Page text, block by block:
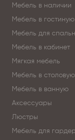
Мебель в наличии
Мебель в гостиную
Мебель для
Мебель в кабинет
Мягкая мебель
Мебель в столовую
Мебель в ванную
Аксессуары
Люстры
Мебель для